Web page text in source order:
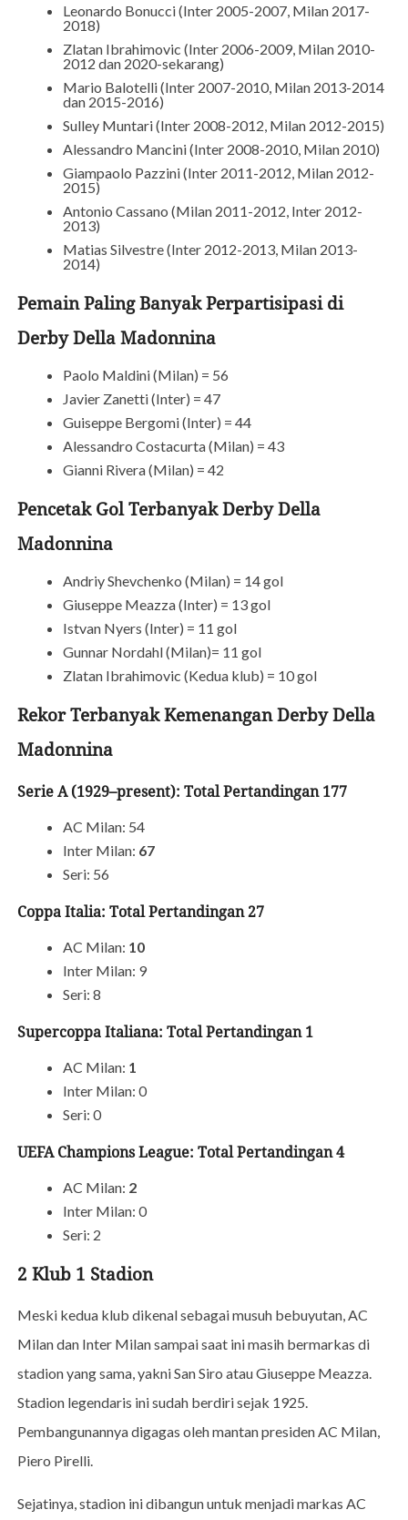
Leonardo Bonucci (Inter 2005-2007, Milan 2017-
2018)
Zlatan Ibrahimovic (Inter 2006-2009, Milan 2010-
2012 dan 2020-sekarang)
Mario Balotelli (Inter 2007-2010, Milan 2013-2014
dan 2015-2016)
Sulley Muntari (Inter 2008-2012, Milan 2012-2015)
Alessandro Mancini (Inter 2008-2010, Milan 2010)
Giampaolo Pazzini (Inter 2011-2012, Milan 2012-
2015)
Antonio Cassano (Milan 2011-2012, Inter 2012-
2013)
Matias Silvestre (Inter 2012-2013, Milan 2013-
2014)
Pemain Paling Banyak Perpartisipasi di
Derby Della Madonnina
Paolo Maldini (Milan) = 56
Javier Zanetti (Inter) = 47
Guiseppe Bergomi (Inter) = 44
Alessandro Costacurta (Milan) = 43
Gianni Rivera (Milan) = 42
Pencetak Gol Terbanyak Derby Della
Madonnina
Andriy Shevchenko (Milan) = 14 gol
Giuseppe Meazza (Inter) = 13 gol
Istvan Nyers (Inter) = 11 gol
Gunnar Nordahl (Milan)= 11 gol
Zlatan Ibrahimovic (Kedua klub) = 10 gol
Rekor Terbanyak Kemenangan Derby Della
Madonnina
Serie A (1929–present): Total Pertandingan 177
AC Milan: 54
Inter Milan: 67
Seri: 56
Coppa Italia: Total Pertandingan 27
AC Milan: 10
Inter Milan: 9
Seri: 8
Supercoppa Italiana: Total Pertandingan 1
AC Milan: 1
Inter Milan: 0
Seri: 0
UEFA Champions League: Total Pertandingan 4
AC Milan: 2
Inter Milan: 0
Seri: 2
2 Klub 1 Stadion
Meski kedua klub dikenal sebagai musuh bebuyutan, AC
Milan dan Inter Milan sampai saat ini masih bermarkas di
stadion yang sama, yakni San Siro atau Giuseppe Meazza.
Stadion legendaris ini sudah berdiri sejak 1925.
Pembangunannya digagas oleh mantan presiden AC Milan,
Piero Pirelli.
Sejatinya, stadion ini dibangun untuk menjadi markas AC